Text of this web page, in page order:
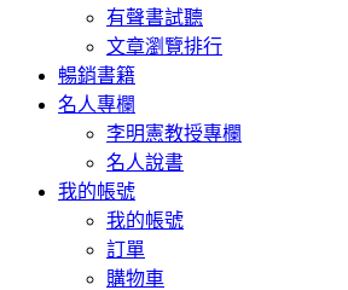
有聲書試聽
文章瀏覽排行
暢銷書籍
名人專欄
李明憲教授專欄
名人說書
我的帳號
我的帳號
訂單
購物車